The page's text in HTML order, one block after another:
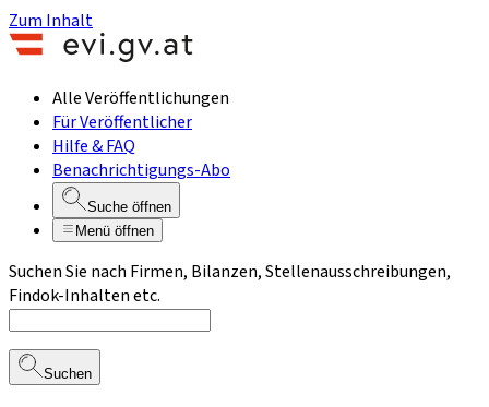
Zum Inhalt
Alle Veröffentlichungen
Für Veröffentlicher
Hilfe & FAQ
Benachrichtigungs-Abo
Suche öffnen
Menü öffnen
Suchen Sie nach Firmen, Bilanzen, Stellenausschreibungen,
Findok-Inhalten etc.
Suchen